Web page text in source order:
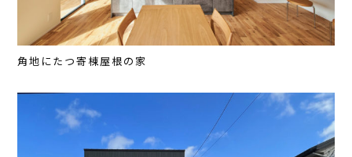
角地にたつ寄棟屋根の家